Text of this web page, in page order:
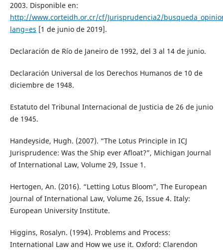
2003. Disponible en:
http://www.corteidh.or.cr/cf/Jurisprudencia2/
lang=es [1 de junio de 2019].
Declaración de Río de Janeiro de 1992, del 3 al 14 de junio.
Declaración Universal de los Derechos Humanos de 10 de
diciembre de 1948.
Estatuto del Tribunal Internacional de Justicia de 26 de junio
de 1945.
Handeyside, Hugh. (2007). “The Lotus Principle in ICJ
Jurisprudence: Was the Ship ever Afloat?”, Michigan Journal
of International Law, Volume 29, Issue 1.
Hertogen, An. (2016). “Letting Lotus Bloom”, The European
Journal of International Law, Volume 26, Issue 4. Italy:
European University Institute.
Higgins, Rosalyn. (1994). Problems and Process:
International Law and How we use it. Oxford: Clarendon